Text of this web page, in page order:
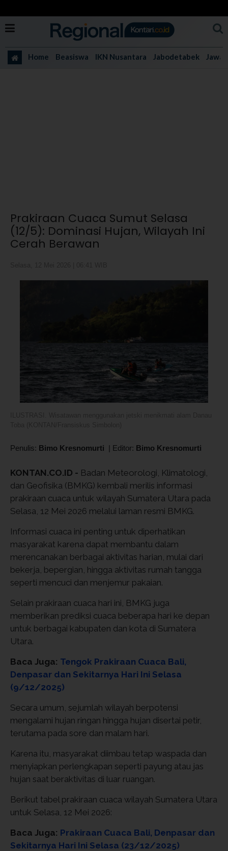
Home Beasiswa IKN Nusantara Jabodetabek Jawa
Prakiraan Cuaca Sumut Selasa
(12/5): Dominasi Hujan, Wilayah Ini
Cerah Berawan
Penulis: Bimo Kresnomurti | Editor: Bimo Kresnomurti
KONTAN.CO.ID - Badan Meteorologi, Klimatologi,
dan Geofisika (BMKG) kembali merilis informasi
prakiraan cuaca untuk wilayah Sumatera Utara pada
Selasa, 12 Mei 2026 melalui laman resmi BMKG.
Informasi cuaca ini penting untuk diperhatikan
masyarakat karena dapat membantu dalam
merencanakan berbagai aktivitas harian, mulai dari
bekerja, bepergian, hingga aktivitas rumah tangga
seperti mencuci dan menjemur pakaian.
Selain prakiraan cuaca hari ini, BMKG juga
memberikan prediksi cuaca beberapa hari ke depan
untuk berbagai kabupaten dan kota di Sumatera
Utara.
Baca Juga: Tengok Prakiraan Cuaca Bali,
Denpasar dan Sekitarnya Hari Ini Selasa
(9/12/2025)
Secara umum, sejumlah wilayah berpotensi
mengalami hujan ringan hingga hujan disertai petir,
terutama pada sore dan malam hari.
Karena itu, masyarakat diimbau tetap waspada dan
menyiapkan perlengkapan seperti payung atau jas
hujan saat beraktivitas di luar ruangan.
Berikut tabel prakiraan cuaca wilayah Sumatera Utara
untuk Selasa, 12 Mei 2026:
Baca Juga: Prakiraan Cuaca Bali, Denpasar dan
Sekitarnya Hari Ini Selasa (23/12/2025)